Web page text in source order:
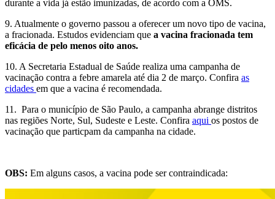
durante a vida já estão imunizadas, de acordo com a OMS.
9. Atualmente o governo passou a oferecer um novo tipo de vacina,
a fracionada. Estudos evidenciam que a vacina fracionada tem
eficácia de pelo menos oito anos.
10. A Secretaria Estadual de Saúde realiza uma campanha de
vacinação contra a febre amarela até dia 2 de março. Confira as
cidades em que a vacina é recomendada.
11. Para o município de São Paulo, a campanha abrange distritos
nas regiões Norte, Sul, Sudeste e Leste. Confira aqui os postos de
vacinação que particpam da campanha na cidade.
OBS: Em alguns casos, a vacina pode ser contraindicada: